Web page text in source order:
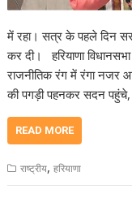
में रहा। सत्र के पहले दिन
कर दी। हरियाणा
राजनीतिक रंग में रंगा नजर
की पगड़ी पहनकर सदन पहुंचे,
READ MORE
राष्ट्रीय,हरियाणा